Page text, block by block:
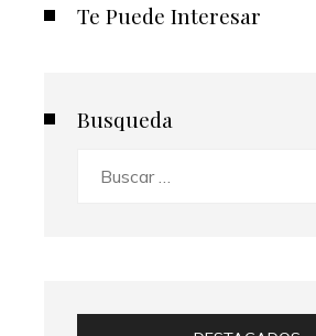
Te Puede Interesar
Busqueda